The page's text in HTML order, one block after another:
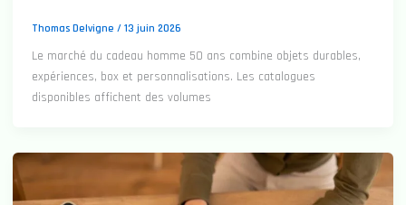
Thomas Delvigne / 13 juin 2026
Le marché du cadeau homme 50 ans combine objets durables,
expériences, box et personnalisations. Les catalogues
disponibles affichent des volumes